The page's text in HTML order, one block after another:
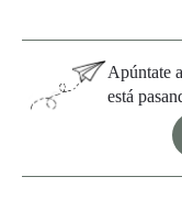
Apúntate
está